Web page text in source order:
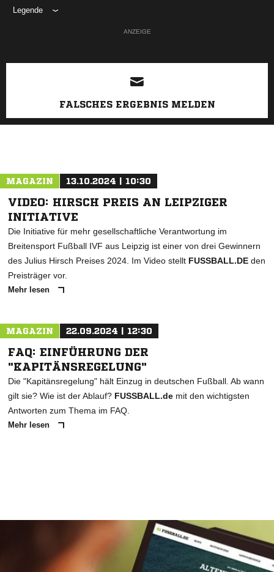
Legende
ANZEIGE
FALSCHES ERGEBNIS MELDEN
MAGAZIN 13.10.2024 | 10:30
VIDEO: HIRSCH PREIS AN LEIPZIGER
INITIATIVE
Die Initiative für mehr gesellschaftliche Verantwortung im
Breitensport Fußball IVF aus Leipzig ist einer von drei Gewinnern
des Julius Hirsch Preises 2024. Im Video stellt FUSSBALL.DE den
Preisträger vor.
Mehr lesen
MAGAZIN 22.09.2024 | 12:30
FAQ: EINFÜHRUNG DER
"KAPITÄNSREGELUNG"
Die "Kapitänsregelung" hält Einzug in deutschen Fußball. Ab wann
gilt sie? Wie ist der Ablauf? FUSSBALL.de mit den wichtigsten
Antworten zum Thema im FAQ.
Mehr lesen